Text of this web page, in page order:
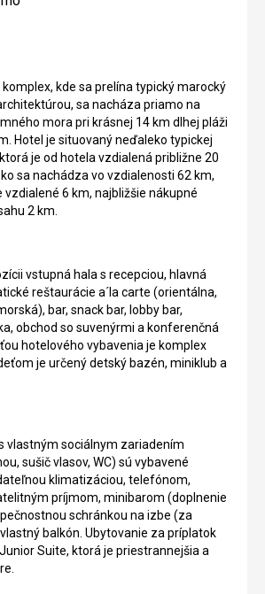
kde sa prelína typický marocký
sa nacháza priamo na
mora pri krásnej 14 km dlhej pláži
Hotel je situovaný neďaleko typickej
je od hotela vzdialená približne 20
sa nachádza vo vzdialenosti 62 km,
6 km, najbližšie nákupné
2 km.
vstupná hala s recepciou, hlavná
reštaurácie a´la carte (orientálna,
bar, snack bar, lobby bar,
obchod so suvenýrmi a konferenčná
hotelového vybavenia je komplex
je určený detský bazén, miniklub a
vlastným sociálnym zariadením
sušič vlasov, WC) sú vybavené
klimatizáciou, telefónom,
príjmom, minibarom (doplnenie
schránkou na izbe (za
balkón. Ubytovanie za príplatok
Suite, ktorá je priestrannejšia a